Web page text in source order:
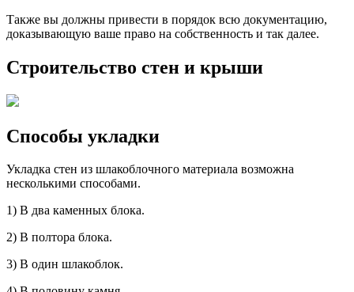
Также вы должны привести в порядок всю документацию,
доказывающую ваше право на собственность и так далее.
Строительство стен и крыши
Способы укладки
Укладка стен из шлакоблочного материала возможна
несколькими способами.
1) В два каменных блока.
2) В полтора блока.
3) В один шлакоблок.